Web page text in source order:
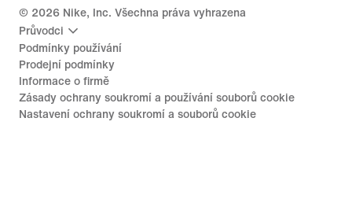
© 2026 Nike, Inc. Všechna práva vyhrazena
Průvodci
Podmínky používání
Prodejní podmínky
Informace o firmě
Zásady ochrany soukromí a používání souborů cookie
Nastavení ochrany soukromí a souborů cookie